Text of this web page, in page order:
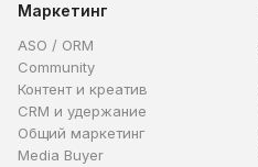
Маркетинг
ASO / ORM
Community
Контент и креатив
CRM и удержание
Общий маркетинг
Media Buyer